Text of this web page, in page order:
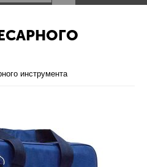
инструмента